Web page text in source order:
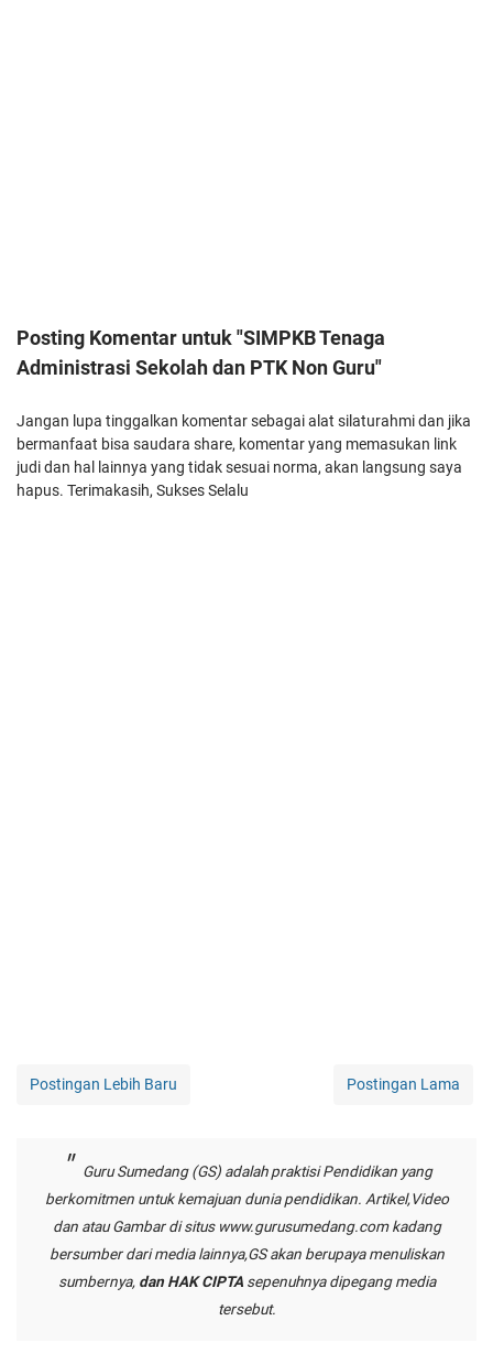
Posting Komentar untuk "SIMPKB Tenaga
Administrasi Sekolah dan PTK Non Guru"
Jangan lupa tinggalkan komentar sebagai alat silaturahmi dan jika
bermanfaat bisa saudara share, komentar yang memasukan link
judi dan hal lainnya yang tidak sesuai norma, akan langsung saya
hapus. Terimakasih, Sukses Selalu
Postingan Lebih Baru Postingan Lama
Guru Sumedang (GS) adalah praktisi Pendidikan yang
berkomitmen untuk kemajuan dunia pendidikan. Artikel,Video
dan atau Gambar di situs www.gurusumedang.comkadang
bersumber dari media lainnya,GS akan berupaya menuliskan
sumbernya, dan HAK CIPTAsepenuhnya dipegang media
tersebut.